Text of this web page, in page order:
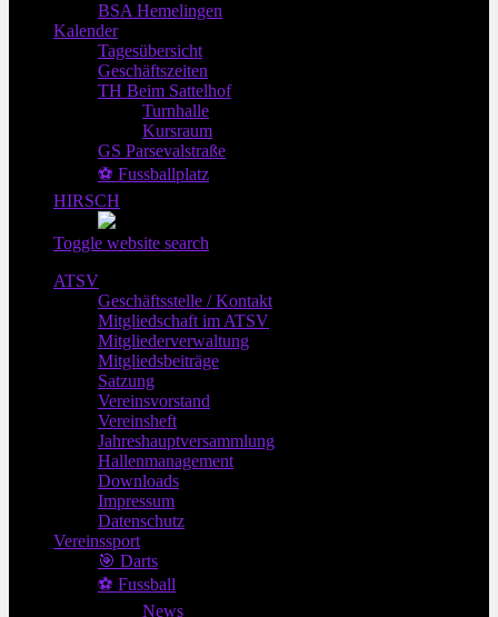
BSA Hemelingen
Kalender
Tagesübersicht
Geschäftszeiten
TH Beim Sattelhof
Turnhalle
Kursraum
GS Parsevalstraße
⚽ Fussballplatz
HIRSCH
Toggle website search
ATSV
Geschäftsstelle / Kontakt
Mitgliedschaft im ATSV
Mitgliederverwaltung
Mitgliedsbeiträge
Satzung
Vereinsvorstand
Vereinsheft
Jahreshauptversammlung
Hallenmanagement
Downloads
Impressum
Datenschutz
Vereinssport
🎯 Darts
⚽ Fussball
News